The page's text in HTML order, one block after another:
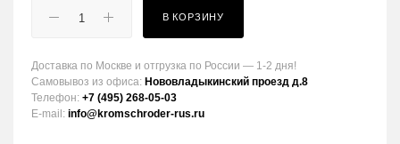
В КОРЗИНУ
Доставка по Москве и отгрузка по России — 1-2 дня!
Самовывоз из офиса: Нововладыкинский проезд д.8
Телефон: +7 (495) 268-05-03
E-mail: info@kromschroder-rus.ru